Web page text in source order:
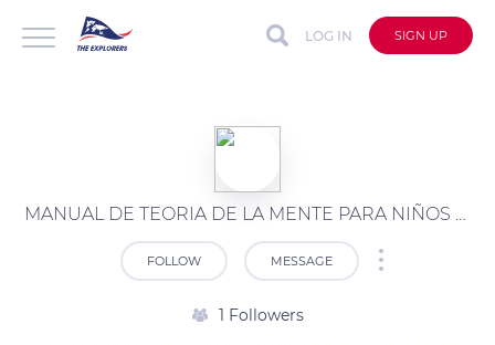
LOG IN SIGN UP
MANUAL DE TEORIA DE LA MENTE PARA NIÑOS CON AUTISMO: EJERCICIOS, MATERIALES Y ESTRATEGIAS.LAS PERSONAS PERCIBIMOS,SENTIMOS, PENSAMOS O CREEMOS DISTINTO (INCLUYE CD CON EL CONTENIDO Y MATERIALES EN COL leer el libro pdf
FOLLOW MESSAGE
1 Followers